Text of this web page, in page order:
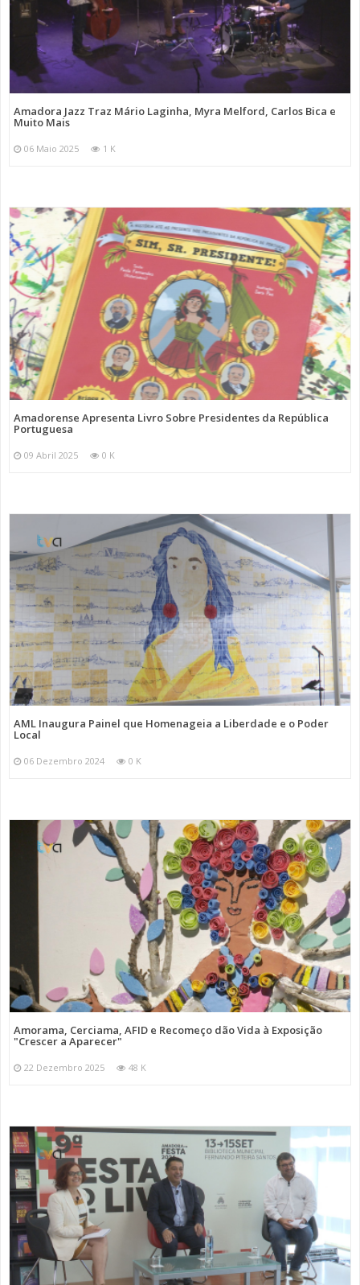
Amadora Jazz Traz Mário Laginha, Myra Melford, Carlos Bica e
Muito Mais
06 Maio 2025 1 K
Amadorense Apresenta Livro Sobre Presidentes da República
Portuguesa
09 Abril 2025 0 K
AML Inaugura Painel que Homenageia a Liberdade e o Poder
Local
06 Dezembro 2024 0 K
Amorama, Cerciama, AFID e Recomeço dão Vida à Exposição
"Crescer a Aparecer"
22 Dezembro 2025 48 K